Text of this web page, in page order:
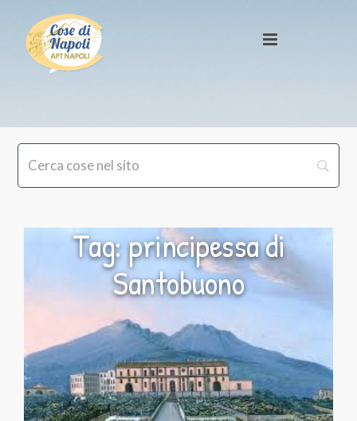
Tag: principessa di
Santobuono